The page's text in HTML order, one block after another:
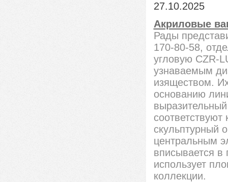
27.10.2025
Акриловые
Рады
170-80-58,
угловую CZR-
узнаваемым
изяществом.
основанию
скульптурный
центральным
вписывается
использует
коллекции.